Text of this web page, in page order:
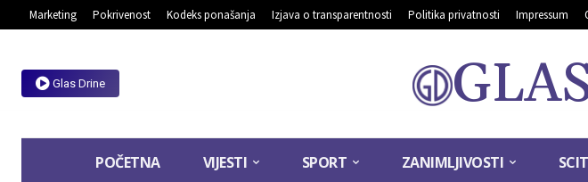
Marketing Pokrivenost Kodeks ponašanja Izjava o transparentnosti Politika privatnosti Impressum
Glas Drine
POČETNA VIJESTI SPORT ZANIMLJIVOSTI